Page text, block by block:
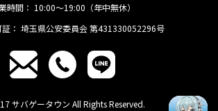
時間： 10:00〜19:00（年中無休）
： 埼玉県公安委員会 第431330052296号
サバゲータウン All Rights Reserved.